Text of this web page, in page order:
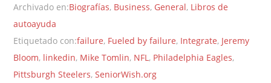
Archivado en:Biografías, Business, General, Libros de
autoayuda
Etiquetado con:failure, Fueled by failure, Integrate, Jeremy
Bloom, linkedin, Mike Tomlin, NFL, Philadelphia Eagles,
Pittsburgh Steelers,SeniorWish.org